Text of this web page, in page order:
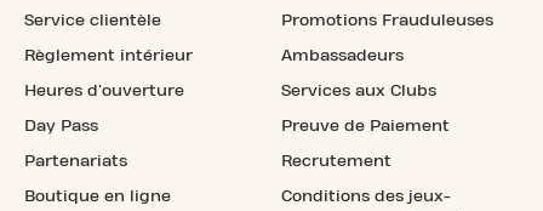
Service clientèle
Règlement intérieur
Heures d'ouverture
Day Pass
Partenariats
Boutique en ligne
Promotions Frauduleuses
Ambassadeurs
Services aux Clubs
Preuve de Paiement
Recrutement
Conditions des jeux-